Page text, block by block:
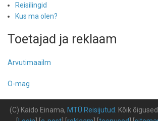
Reisilingid
Kus ma olen?
Toetajad ja reklaam
Arvutimaailm
O-mag
(C) Kaido Einama, MTÜ Reisijutud Kõik